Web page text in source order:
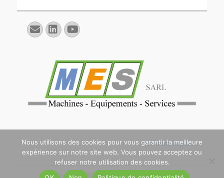
E-
mail
Linkedin
YouTube
Mentions légales
Copyright © 2026. All Rights Reserved. | Catch
Nous utilisons des cookies pour vous garantir la meilleure
expérience sur notre site web. Vous pouvez acceptez ou
refuser notre utilisation des cookies.